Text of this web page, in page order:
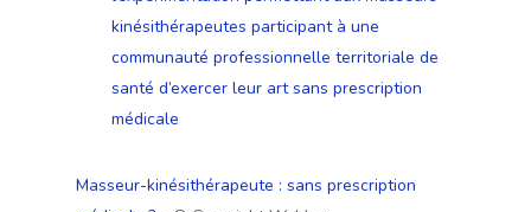
kinésithérapeutes participant à une
communauté professionnelle territoriale de
santé d’exercer leur art sans prescription
médicale
Masseur-kinésithérapeute : sans prescription